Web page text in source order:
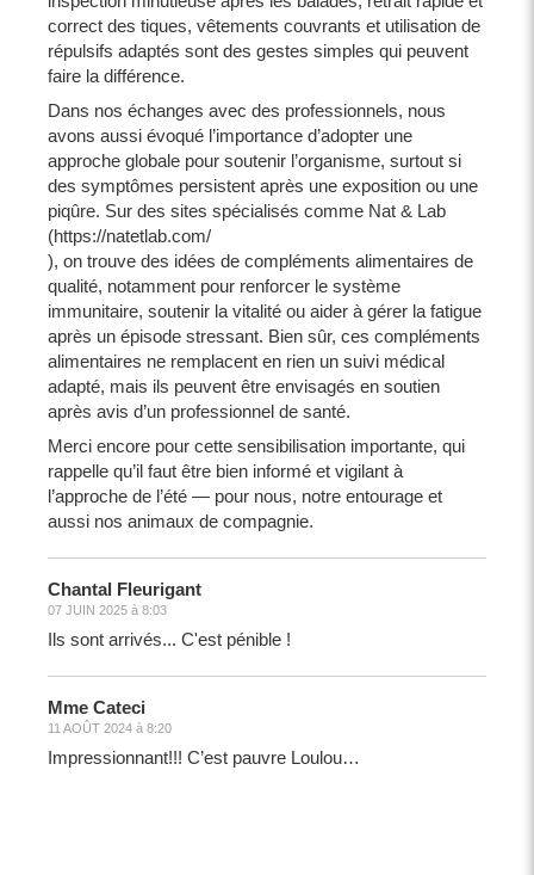
correct des tiques, vêtements couvrants et utilisation de
répulsifs adaptés sont des gestes simples qui peuvent
faire la différence.
Dans nos échanges avec des professionnels, nous
avons aussi évoqué l’importance d’adopter une
approche globale pour soutenir l’organisme, surtout si
des symptômes persistent après une exposition ou une
piqûre. Sur des sites spécialisés comme Nat & Lab
(https://natetlab.com/
), on trouve des idées de compléments alimentaires de
qualité, notamment pour renforcer le système
immunitaire, soutenir la vitalité ou aider à gérer la fatigue
après un épisode stressant. Bien sûr, ces compléments
alimentaires ne remplacent en rien un suivi médical
adapté, mais ils peuvent être envisagés en soutien
après avis d’un professionnel de santé.
Merci encore pour cette sensibilisation importante, qui
rappelle qu’il faut être bien informé et vigilant à
l’approche de l’été — pour nous, notre entourage et
aussi nos animaux de compagnie.
Chantal Fleurigant
07 JUIN 2025 à 8:03
Ils sont arrivés... C'est pénible !
Mme Cateci
11 AOÛT 2024 à 8:20
Impressionnant!!! C’est pauvre Loulou…